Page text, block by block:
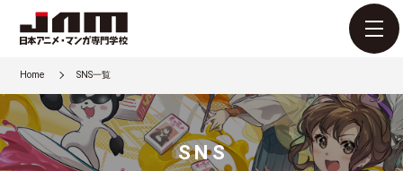
Home SNS一覧
SNS